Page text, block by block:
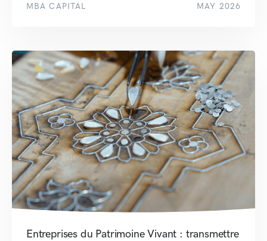
MBA CAPITAL MAY 2026
Entreprises du Patrimoine Vivant : transmettre